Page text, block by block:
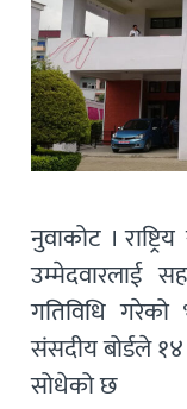
नुवाकोट ।
उम्मेदवारलाई
गतिविधि
संसदीय बोर्डले
सोधेको छ